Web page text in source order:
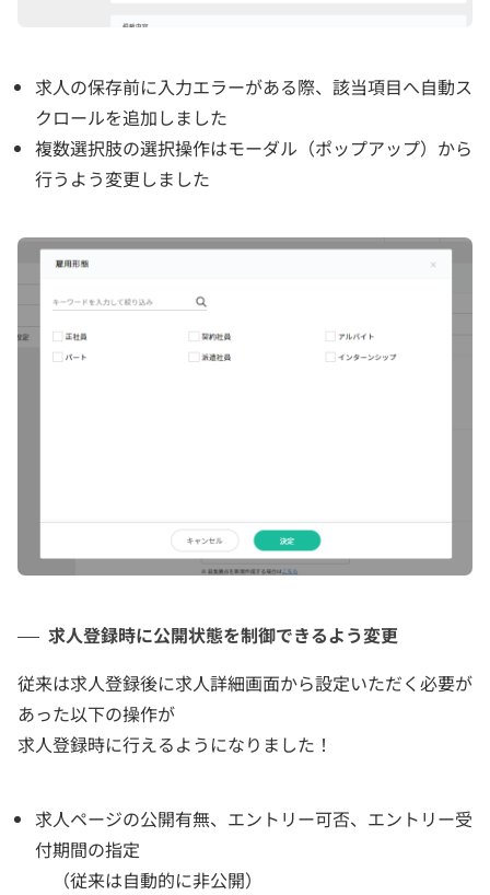
求人の保存前に入力エラーがある際、該当項目へ自動ス
クロールを追加しました
複数選択肢の選択操作はモーダル（ポップアップ）から
行うよう変更しました
求人登録時に公開状態を制御できるよう変更
従来は求人登録後に求人詳細画面から設定いただく必要が
あった以下の操作が
求人登録時に行えるようになりました！
求人ページの公開有無、エントリー可否、エントリー受
付期間の指定
（従来は自動的に非公開）